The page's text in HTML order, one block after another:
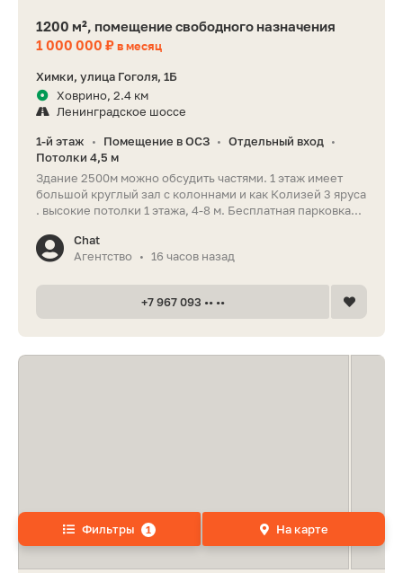
1200 м², помещение свободного назначения
1 000 000 ₽в месяц
Химки, улица Гоголя, 1Б
Ховрино, 2.4 км
Ленинградское шоссе
1-й этаж • Помещение в ОСЗ • Отдельный вход •
Потолки 4,5 м
Здание 2500м можно обсудить частями. 1 этаж имеет
большой круглый зал с колоннами и как Колизей 3 яруса
. высокие потолки 1 этажа, 4-8 м. Бесплатная парковка...
Chat
Агентство
• 16 часов назад
+7 967 093 •• ••
Фильтры 1 На карте